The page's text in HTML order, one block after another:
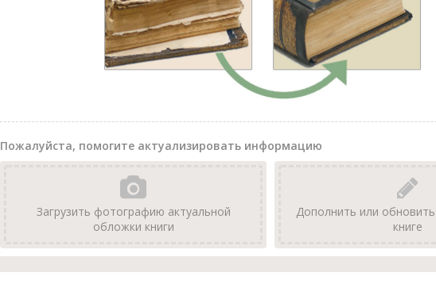
Пожалуйста, помогите актуализировать информацию
Загрузить фотографию актуальной
обложки книги
Дополнить или
книге